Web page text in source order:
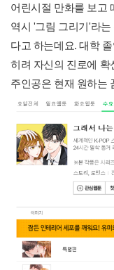
어린시절 만화를 보고
역시 '그림 그리기'라
다고 하는데요. 대학
히려 자신의 진로에
주인공은 현재 원하는